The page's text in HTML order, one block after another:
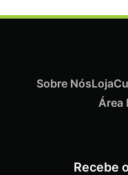
Recebe
Sobre NósLoja
Área